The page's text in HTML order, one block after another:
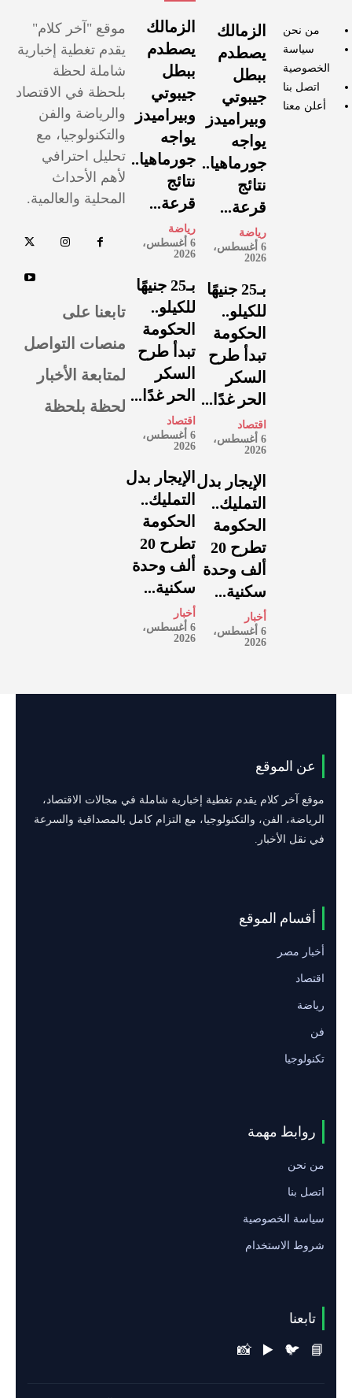
من نحن
سياسة
الخصوصية
اتصل بنا
أعلن معنا
الزمالك
يصطدم
ببطل
جيبوتي
وبيراميدز
يواجه
جورماهيا..
نتائج
قرعة...
رياضة
6 أغسطس،
2026
بـ25 جنيهًا
للكيلو..
الحكومة
تبدأ طرح
السكر
الحر غدًا...
اقتصاد
6 أغسطس،
2026
الإيجار بدل
التمليك..
الحكومة
تطرح 20
ألف وحدة
سكنية...
أخبار
6 أغسطس،
2026
الزمالك
يصطدم
ببطل
جيبوتي
وبيراميدز
يواجه
جورماهيا..
نتائج
قرعة...
رياضة
6 أغسطس،
2026
بـ25 جنيهًا
للكيلو..
الحكومة
تبدأ طرح
السكر
الحر غدًا...
اقتصاد
6 أغسطس،
2026
الإيجار بدل
التمليك..
الحكومة
تطرح 20
ألف وحدة
سكنية...
أخبار
6 أغسطس،
2026
موقع "آخر كلام"
يقدم تغطية إخبارية
شاملة لحظة
بلحظة في الاقتصاد
والرياضة والفن
والتكنولوجيا، مع
تحليل احترافي
لأهم الأحداث
المحلية والعالمية.
تابعنا على
منصات التواصل
لمتابعة الأخبار
لحظة بلحظة
عن الموقع
موقع آخر كلام يقدم تغطية إخبارية شاملة في مجالات الاقتصاد،
الرياضة، الفن، والتكنولوجيا، مع التزام كامل بالمصداقية والسرعة
في نقل الأخبار.
أقسام الموقع
أخبار مصر
اقتصاد
رياضة
فن
تكنولوجيا
روابط مهمة
من نحن
اتصل بنا
سياسة الخصوصية
شروط الاستخدام
تابعنا
📘
🐦
▶️
📸